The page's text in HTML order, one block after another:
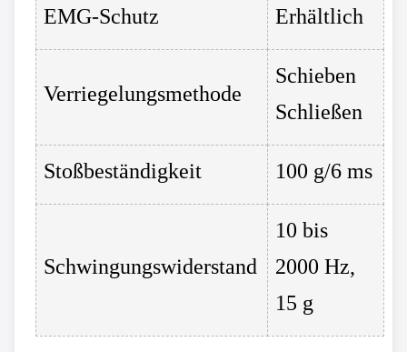
EMG-Schutz Erhältlich
Verriegelungsmethode
Schieben
Schließen
Stoßbeständigkeit 100 g/6 ms
Schwingungswiderstand
10 bis
2000 Hz,
15 g